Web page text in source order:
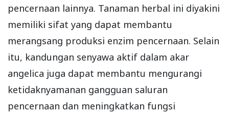
pencernaan lainnya. Tanaman herbal ini diyakini
memiliki sifat yang dapat membantu
merangsang produksi enzim pencernaan. Selain
itu, kandungan senyawa aktif dalam akar
angelica juga dapat membantu mengurangi
ketidaknyamanan gangguan saluran
pencernaan dan meningkatkan fungsi